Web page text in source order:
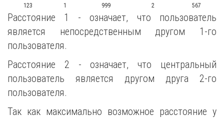
123
1 999 2 567
Расстояние 1 - означает, что пользователь
является непосредственным другом 1-го
пользователя.
Расстояние 2 - означает, что центральный
пользователь является другом друга 2-го
пользователя.
Так как максимально возможное расстояние у